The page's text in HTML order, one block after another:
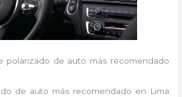
polarizado de auto más recomendado
de auto más recomendado en Lima